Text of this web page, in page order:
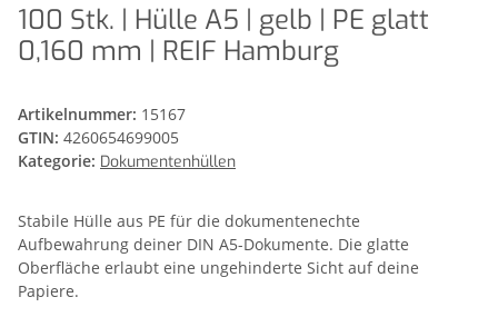
100 Stk. | Hülle A5 | gelb | PE glatt
0,160 mm | REIF Hamburg
Artikelnummer: 15167
GTIN: 4260654699005
Kategorie: Dokumentenhüllen
Stabile Hülle aus PE für die dokumentenechte
Aufbewahrung deiner DIN A5-Dokumente. Die glatte
Oberfläche erlaubt eine ungehinderte Sicht auf deine
Papiere.